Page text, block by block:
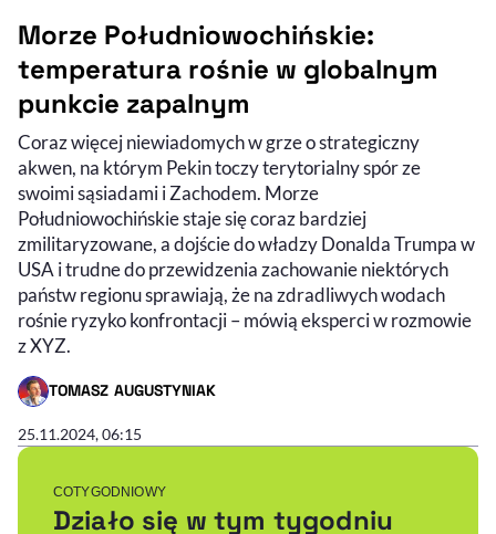
Morze Południowochińskie:
temperatura rośnie w globalnym
punkcie zapalnym
Coraz więcej niewiadomych w grze o strategiczny
akwen, na którym Pekin toczy terytorialny spór ze
swoimi sąsiadami i Zachodem. Morze
Południowochińskie staje się coraz bardziej
zmilitaryzowane, a dojście do władzy Donalda Trumpa w
USA i trudne do przewidzenia zachowanie niektórych
państw regionu sprawiają, że na zdradliwych wodach
rośnie ryzyko konfrontacji – mówią eksperci w rozmowie
z XYZ.
TOMASZ AUGUSTYNIAK
- AUTOR ARTYKUŁU - PROFIL
25.11.2024, 06:15